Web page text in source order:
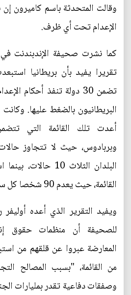
وقالت المتحدثة باسم كاميرون
الإعدام تحت أي ظرف.
كما نشرت صحيفة الإندبندنت
تقريرا يفيد بأن بريطانيا
تضمن 30 دولة تنفذ أحكام
البريطانيون بالضغط عليها. وكانت
أعدت تلك القائمة التي
وبربادوس، حيث لا تتجاوز
البلدان الثلاث 10
القائمة، حيث يعدم 90 شخصا كل سنة، حسب الصحيفة.
ويفيد التقرير الذي أعده
للصحيفة أن منظمات حقوق
المعارضة عبروا عن قلقهم من
من القائمة، "بسبب المصالح
وصفقات دفاعية تقدر بمليارات